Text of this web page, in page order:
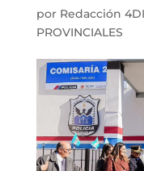
por Redacción
PROVINCIALES